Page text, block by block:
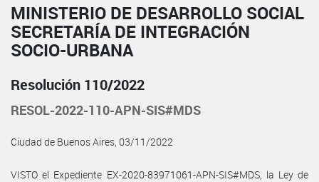
MINISTERIO DE DESARROLLO SOCIAL
SECRETARÍA DE INTEGRACIÓN
SOCIO-URBANA
Resolución 110/2022
RESOL-2022-110-APN-SIS#MDS
Ciudad de Buenos Aires, 03/11/2022
VISTO el Expediente EX-2020-83971061-APN-SIS#MDS, la Ley de